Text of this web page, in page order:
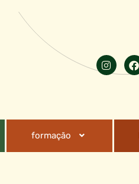
formação